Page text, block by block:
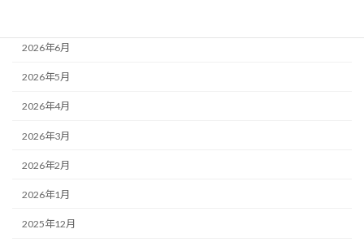
2026年6月
2026年5月
2026年4月
2026年3月
2026年2月
2026年1月
2025年12月